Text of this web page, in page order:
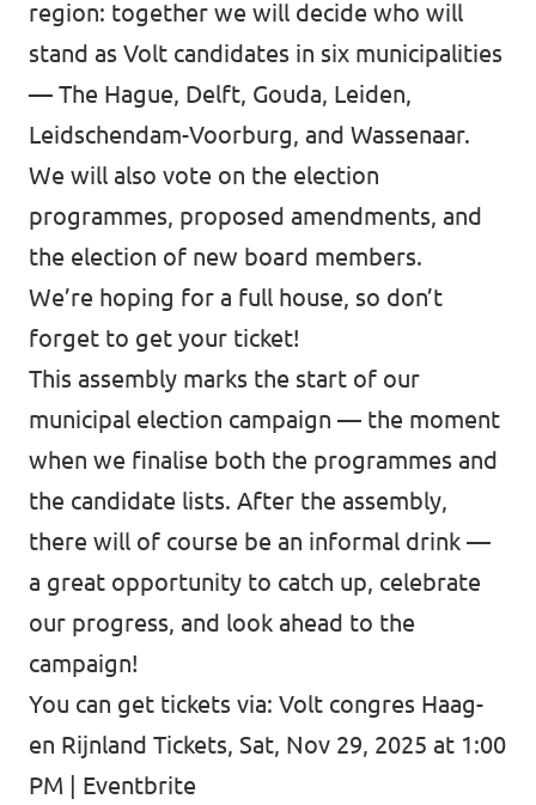
region: together we will decide who will
stand as Volt candidates in six municipalities
— The Hague, Delft, Gouda, Leiden,
Leidschendam-Voorburg, and Wassenaar.
We will also vote on the election
programmes, proposed amendments, and
the election of new board members.
We’re hoping for a full house, so don’t
forget to get your ticket!
This assembly marks the start of our
municipal election campaign — the moment
when we finalise both the programmes and
the candidate lists. After the assembly,
there will of course be an informal drink —
a great opportunity to catch up, celebrate
our progress, and look ahead to the
campaign!
You can get tickets via: Volt congres Haag-
en Rijnland Tickets, Sat, Nov 29, 2025 at 1:00
PM | Eventbrite